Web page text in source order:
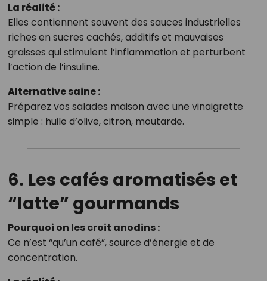
La réalité :
Elles contiennent souvent des sauces industrielles
riches en sucres cachés, additifs et mauvaises
graisses qui stimulent l’inflammation et perturbent
l’action de l’insuline.
Alternative saine :
Préparez vos salades maison avec une vinaigrette
simple : huile d’olive, citron, moutarde.
6. Les cafés aromatisés et
“latte” gourmands
Pourquoi on les croit anodins :
Ce n’est “qu’un café”, source d’énergie et de
concentration.